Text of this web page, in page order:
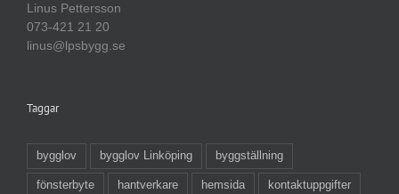
Linus Pettersson
073-421 21 20
linus@lpsbygg.se
Taggar
bygglov bygglov Linköping byggställning
fönsterbyte hantverkare hemsida kontaktuppgifter